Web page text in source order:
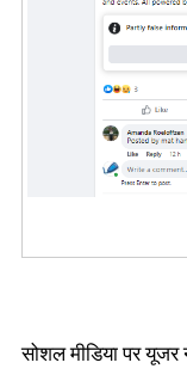
सोशल मीडिया पर यूजर